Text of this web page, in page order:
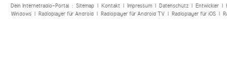
Dein Internetradio-Portal : Sitemap| Kontakt| Impressum| Datenschutz| Entwickler|
Windows| Radioplayer für Android| Radioplayer für Android TV| Radioplayer für iOS|